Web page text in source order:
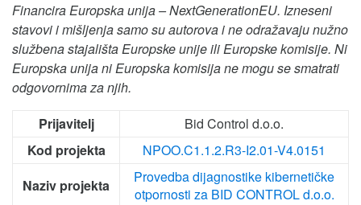
Financira Europska unija – NextGenerationEU. Izneseni
stavovi i mišljenja samo su autorova i ne odražavaju nužno
službena stajališta Europske unije ili Europske komisije. Ni
Europska unija ni Europska komisija ne mogu se smatrati
odgovornima za njih.
Prijavitelj
Bid Control d.o.o.
Kod projekta
NPOO.C1.1.2.R3-I2.01-V4.0151
Naziv projekta
Provedba dijagnostike kibernetičke
otpornosti za BID CONTROL d.o.o.